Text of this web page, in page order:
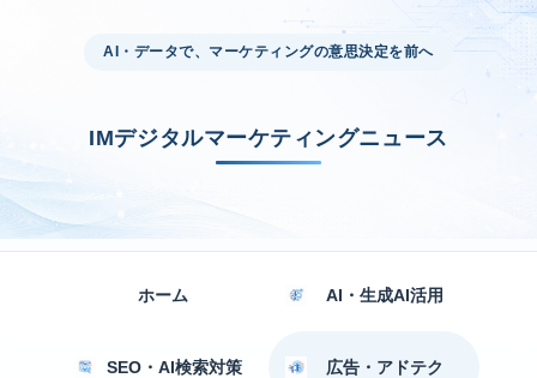
AI・データで、マーケティングの意思決定を前へ
IMデジタルマーケティングニュース
ホーム AI・生成AI活用
SEO・AI検索対策 広告・アドテク